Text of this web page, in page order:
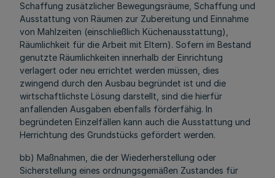
Schaffung zusätzlicher Bewegungsräume, Schaffung und
Ausstattung von Räumen zur Zubereitung und Einnahme
von Mahlzeiten (einschließlich Küchenausstattung),
Räumlichkeit für die Arbeit mit Eltern). Sofern im Bestand
genutzte Räumlichkeiten innerhalb der Einrichtung
verlagert oder neu errichtet werden müssen, dies
zwingend durch den Ausbau begründet ist und die
wirtschaftlichste Lösung darstellt, sind die hierfür
anfallenden Ausgaben ebenfalls förderfähig. In
begründeten Einzelfällen kann auch die Ausstattung und
Herrichtung des Grundstücks gefördert werden.
bb) Maßnahmen, die der Wiederherstellung oder
Sicherstellung eines ordnungsgemäßen Zustandes für